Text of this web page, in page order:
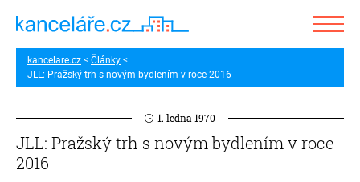
kancelare.cz
Články
JLL: Pražský trh s novým bydlením v roce 2016
1. ledna 1970
JLL: Pražský trh s novým bydlením v roce
2016